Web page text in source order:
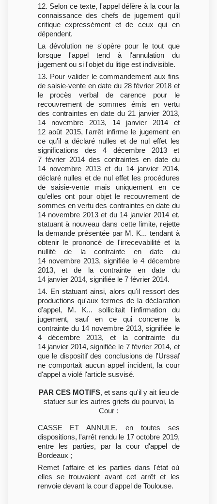
12. Selon ce texte, l'appel défère à la cour la
connaissance des chefs de jugement qu'il
critique expressément et de ceux qui en
dépendent.
La dévolution ne s'opère pour le tout que
lorsque l'appel tend à l'annulation du
jugement ou si l'objet du litige est indivisible.
13. Pour valider le commandement aux fins
de saisie-vente en date du 28 février 2018 et
le procès verbal de carence pour le
recouvrement de sommes émis en vertu
des contraintes en date du 21 janvier 2013,
14 novembre 2013, 14 janvier 2014 et
12 août 2015, l'arrêt infirme le jugement en
ce qu'il a déclaré nulles et de nul effet les
significations des 4 décembre 2013 et
7 février 2014 des contraintes en date du
14 novembre 2013 et du 14 janvier 2014,
déclaré nulles et de nul effet les procédures
de saisie-vente mais uniquement en ce
qu'elles ont pour objet le recouvrement de
sommes en vertu des contraintes en date du
14 novembre 2013 et du 14 janvier 2014 et,
statuant à nouveau dans cette limite, rejette
la demande présentée par M. K... tendant à
obtenir le prononcé de l'irrecevabilité et la
nullité de la contrainte en date du
14 novembre 2013, signifiée le 4 décembre
2013, et de la contrainte en date du
14 janvier 2014, signifiée le 7 février 2014.
14. En statuant ainsi, alors qu'il ressort des
productions qu'aux termes de la déclaration
d'appel, M. K... sollicitait l'infirmation du
jugement, sauf en ce qui concerne la
contrainte du 14 novembre 2013, signifiée le
4 décembre 2013, et la contrainte du
14 janvier 2014, signifiée le 7 février 2014, et
que le dispositif des conclusions de l'Urssaf
ne comportait aucun appel incident, la cour
d'appel a violé l'article susvisé.
PAR CES MOTIFS, et sans qu'il y ait lieu de
statuer sur les autres griefs du pourvoi, la
Cour :
CASSE ET ANNULE, en toutes ses
dispositions, l'arrêt rendu le 17 octobre 2019,
entre les parties, par la cour d'appel de
Bordeaux ;
Remet l'affaire et les parties dans l'état où
elles se trouvaient avant cet arrêt et les
renvoie devant la cour d'appel de Toulouse.